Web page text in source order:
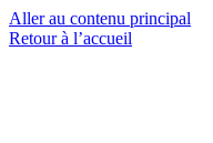
Aller au contenu principal
Retour à l’accueil